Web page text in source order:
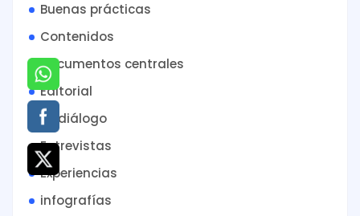
Buenas prácticas
Contenidos
Documentos centrales
Editorial
En diálogo
Entrevistas
Experiencias
infografías